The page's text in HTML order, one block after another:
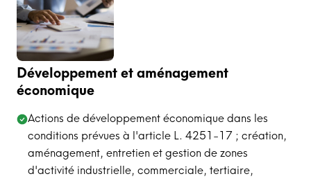
Développement et aménagement
économique
Actions de développement économique dans les
conditions prévues à l'article L. 4251-17 ; création,
aménagement, entretien et gestion de zones
d'activité industrielle, commerciale, tertiaire,